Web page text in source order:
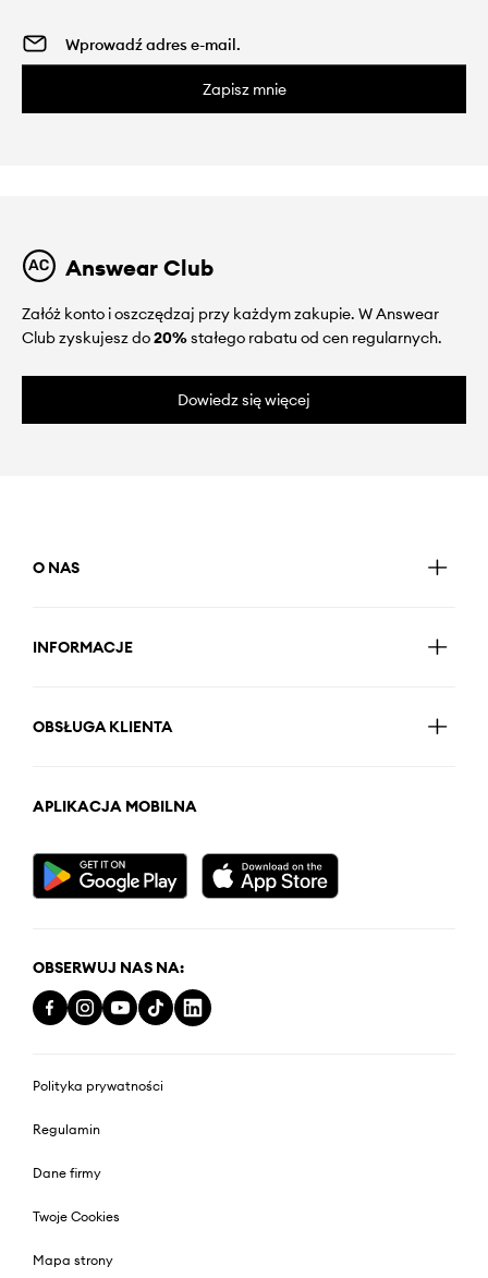
Zapisz mnie
Answear Club
Załóż konto i oszczędzaj przy każdym zakupie. W Answear
Club zyskujesz do20%stałego rabatu od cen regularnych.
Dowiedz się więcej
O NAS
INFORMACJE
OBSŁUGA KLIENTA
APLIKACJA MOBILNA
OBSERWUJ NAS NA:
Polityka prywatności
Regulamin
Dane firmy
Twoje Cookies
Mapa strony